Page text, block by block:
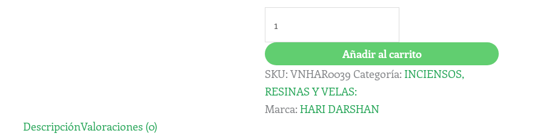
Añadir al carrito
SKU:VNHAR0039 Categoría: INCIENSOS,
RESINAS Y VELAS:
Marca:HARI DARSHAN
DescripciónValoraciones (0)